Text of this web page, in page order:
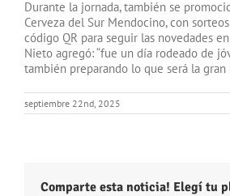
Durante la jornada, también se
Cerveza del Sur Mendocino, con
código QR para seguir las novedades
Nieto agregó: “fue un día rodeado de
también preparando lo que será la gran
septiembre 22nd, 2025
Comparte esta noticia! Elegí tu